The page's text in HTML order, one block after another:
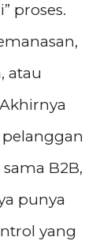
proses.
atau
B2B,
punya
yang